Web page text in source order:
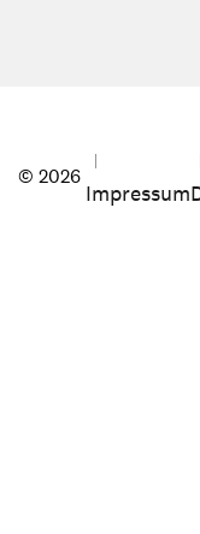
© 2026
Impressum